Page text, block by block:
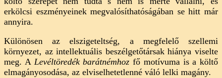
erkölcsi eszményeinek megvalósíthatóságában se hitt már
annyira.
Különösen az elszigeteltség, a megfelelő szellemi
környezet, az intellektuális beszélgetőtársak hiánya viselte
meg. A Levéltöredék barátnémhoz fő motívuma is a költő
elmagányosodása, az elviselhetetlenné váló lelki magány.